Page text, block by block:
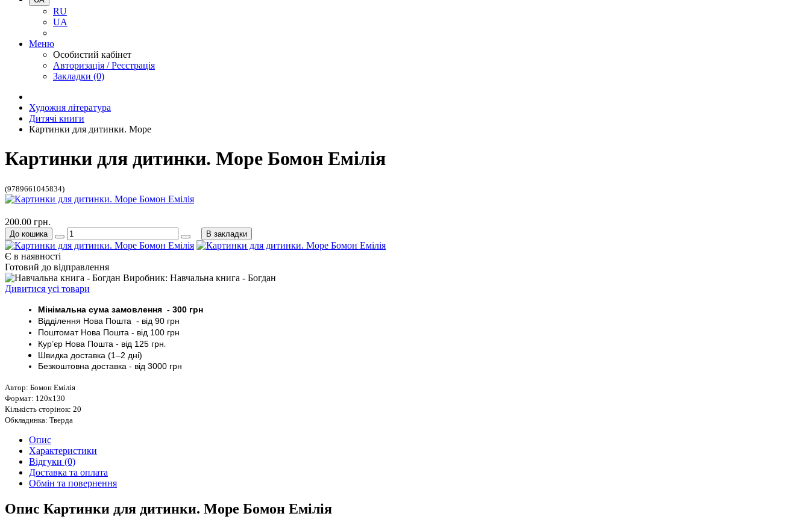
RU
UA
Меню
Особистий кабінет
Авторизація / Реєстрація
Закладки (0)
Художня література
Дитячі книги
Картинки для дитинки. Море
Картинки для дитинки. Море Бомон Емілія
(9789661045834)
Є в наявності
Готовий до відправлення
Виробник: Навчальна книга - Богдан
Дивитися усі товари
Мінімальна сума замовлення - 300 грн
Відділення Нова Пошта - від 90 грн
ПоштоматНова Пошта - від 100 грн
Кур’єр Нова Пошта - від 125 грн.
Швидка доставка (1–2 дні)
Безкоштовна доставка - від 3000 грн
Автор: Бомон Емілія
Формат: 120х130
Кількість сторінок: 20
Обкладинка: Тверда
200.00 грн.
До кошика В закладки
Опис
Характеристики
Відгуки (0)
Доставка та оплата
Обмін та повернення
Опис Картинки для дитинки. Море Бомон Емілія